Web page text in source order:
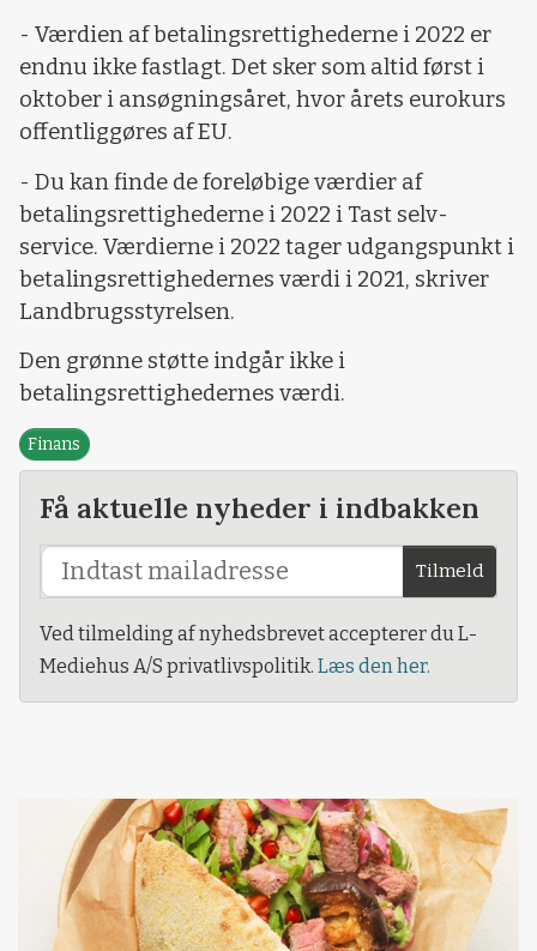
- Værdien af betalingsrettighederne i 2022 er
endnu ikke fastlagt. Det sker som altid først i
oktober i ansøgningsåret, hvor årets eurokurs
offentliggøres af EU.
- Du kan finde de foreløbige værdier af
betalingsrettighederne i 2022 i Tast selv-
service. Værdierne i 2022 tager udgangspunkt i
betalingsrettighedernes værdi i 2021, skriver
Landbrugsstyrelsen.
Den grønne støtte indgår ikke i
betalingsrettighedernes værdi.
Finans
Få aktuelle nyheder i indbakken
Tilmeld
Ved tilmelding af nyhedsbrevet accepterer du L-
Mediehus A/S privatlivspolitik. Læs den her.